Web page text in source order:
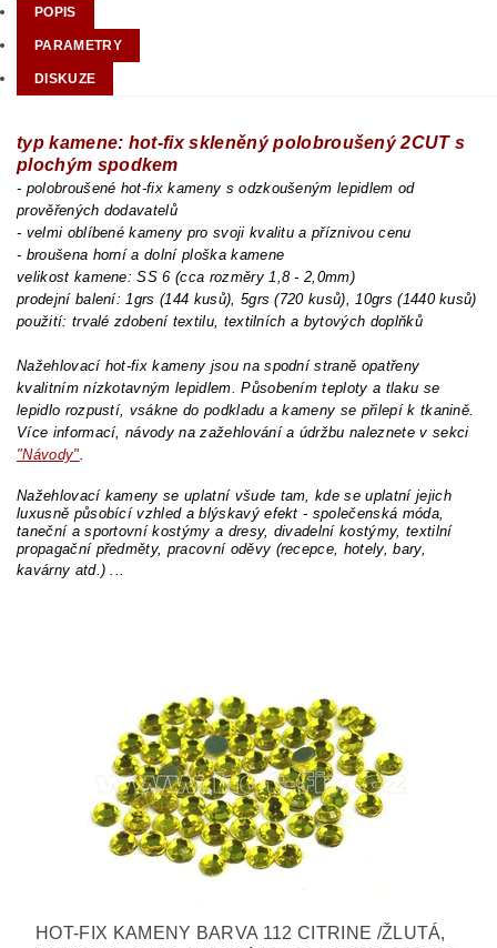
POPIS
PARAMETRY
DISKUZE
typ kamene: hot-fix skleněný polobroušený 2CUT s
plochým spodkem
- polobroušené hot-fix kameny s odzkoušeným lepidlem od
prověřených dodavatelů
- velmi oblíbené kameny pro svoji kvalitu a příznivou cenu
- broušena horní a dolní ploška kamene
velikost kamene: SS 6 (cca rozměry 1,8 - 2,0mm)
prodejní balení: 1grs (144 kusů), 5grs (720 kusů), 10grs (1440 kusů)
použití: trvalé zdobení textilu, textilních a bytových doplňků
Nažehlovací hot-fix kameny jsou na spodní straně opatřeny
kvalitním nízkotavným lepidlem. Působením teploty a tlaku se
lepidlo rozpustí, vsákne do podkladu a kameny se přilepí k tkanině.
Více informací, návody na zažehlování a údržbu naleznete v sekci
"Návody".
Nažehlovací kameny se uplatní všude tam, kde se uplatní jejich
luxusně působící vzhled a blýskavý efekt - společenská móda,
taneční a sportovní kostýmy a dresy, divadelní kostýmy, textilní
propagační předměty, pracovní oděvy (recepce, hotely, bary,
kavárny atd.) ...
HOT-FIX KAMENY BARVA 112 CITRINE /ŽLUTÁ,